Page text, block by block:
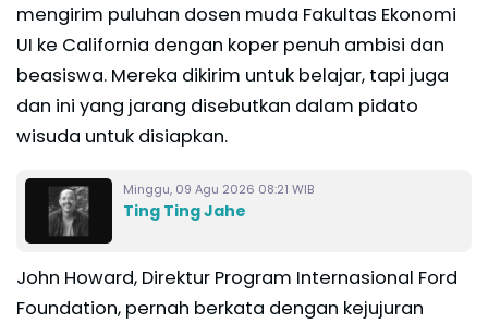
mengirim puluhan dosen muda Fakultas Ekonomi
UI ke California dengan koper penuh ambisi dan
beasiswa. Mereka dikirim untuk belajar, tapi juga
dan ini yang jarang disebutkan dalam pidato
wisuda untuk disiapkan.
Minggu, 09 Agu 2026 08:21 WIB
Ting Ting Jahe
John Howard, Direktur Program Internasional Ford
Foundation, pernah berkata dengan kejujuran